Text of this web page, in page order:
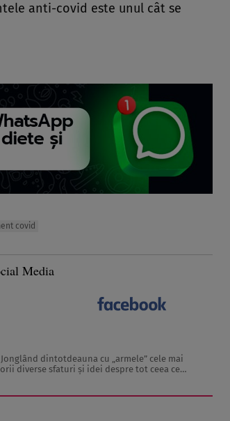
anti-covid este unul cât se
covid
Media
dintotdeauna cu „armele” cele mai
diverse sfaturi și idei despre tot ceea ce
de 3 ani, ...